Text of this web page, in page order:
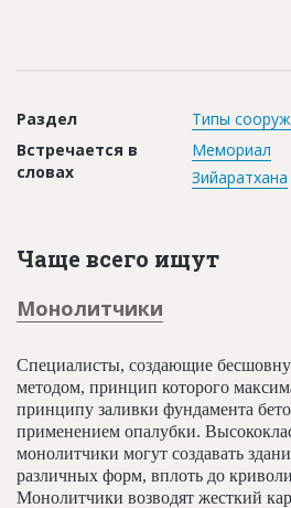
Раздел
Типы
Встречается в
словах
Мемориал
Зийаратхана
Чаще всего ищут
Монолитчики
Специалисты, создающие
методом, принцип которого
принципу заливки фундамента
применением опалубки.
монолитчики могут создавать
различных форм, вплоть до
Монолитчики возводят жесткий